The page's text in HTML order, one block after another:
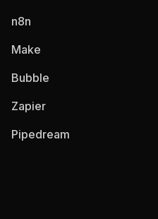
n8n
Make
Bubble
Zapier
Pipedream